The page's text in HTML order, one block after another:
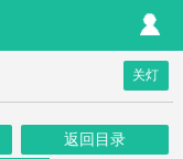
关灯
返回目录